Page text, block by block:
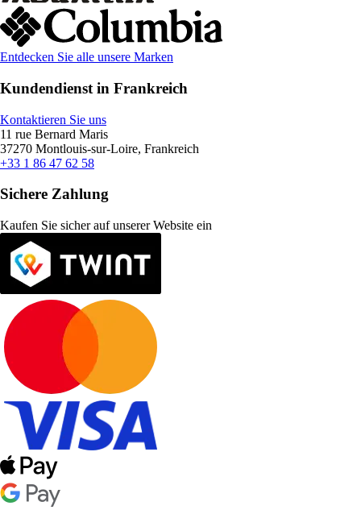
Entdecken Sie alle unsere Marken
Kundendienst in Frankreich
Kontaktieren Sie uns
11 rue Bernard Maris
37270 Montlouis-sur-Loire, Frankreich
+33 1 86 47 62 58
Sichere Zahlung
Kaufen Sie sicher auf unserer Website ein